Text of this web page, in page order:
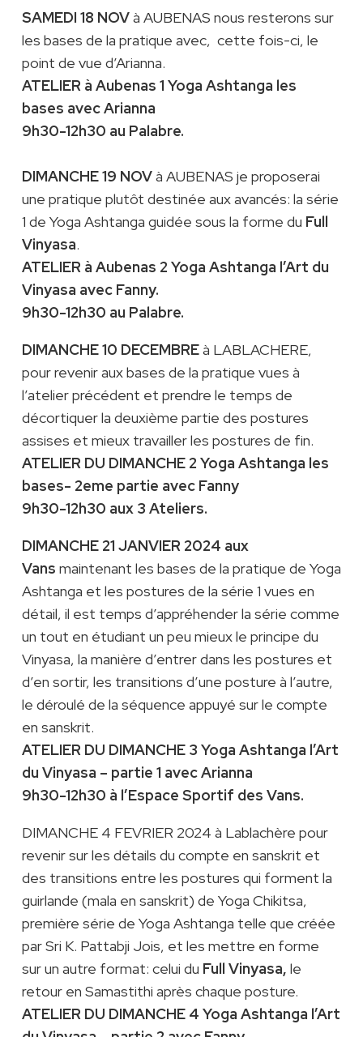
SAMEDI 18 NOVà AUBENAS nous resterons sur
les bases de la pratique avec, cette fois-ci, le
point de vue d’Arianna.
ATELIER à Aubenas 1 Yoga Ashtanga les
bases avec Arianna
9h30-12h30 au Palabre.
DIMANCHE 19 NOVà AUBENAS je proposerai
une pratique plutôt destinée aux avancés: la série
1 de Yoga Ashtanga guidée sous la forme du Full
Vinyasa.
ATELIER à Aubenas 2 Yoga Ashtanga l’Art du
Vinyasa avec Fanny.
9h30-12h30 au Palabre.
DIMANCHE 10 DECEMBREà LABLACHERE,
pour revenir aux bases de la pratique vues à
l’atelier précédent et prendre le temps de
décortiquer la deuxième partie des postures
assises et mieux travailler les postures de fin.
ATELIER DU DIMANCHE 2 Yoga Ashtanga les
bases- 2eme partie avec Fanny
9h30-12h30 aux 3 Ateliers.
DIMANCHE 21 JANVIER 2024 aux
Vans maintenant les bases de la pratique de Yoga
Ashtanga et les postures de la série 1 vues en
détail, il est temps d’appréhender la série comme
un tout en étudiant un peu mieux le principe du
Vinyasa, la manière d’entrer dans les postures et
d’en sortir, les transitions d’une posture à l’autre,
le déroulé de la séquence appuyé sur le compte
en sanskrit.
ATELIER DU DIMANCHE 3 Yoga Ashtanga l’Art
du Vinyasa – partie 1 avec Arianna
9h30-12h30 à l’Espace Sportif des Vans.
DIMANCHE 4 FEVRIER 2024 à Lablachère pour
revenir sur les détails du compte en sanskrit et
des transitions entre les postures qui forment la
guirlande (mala en sanskrit) de Yoga Chikitsa,
première série de Yoga Ashtanga telle que créée
par Sri K. Pattabji Jois, et les mettre en forme
sur un autre format: celui du Full Vinyasa, le
retour en Samastithi après chaque posture.
ATELIER DU DIMANCHE 4 Yoga Ashtanga l’Art